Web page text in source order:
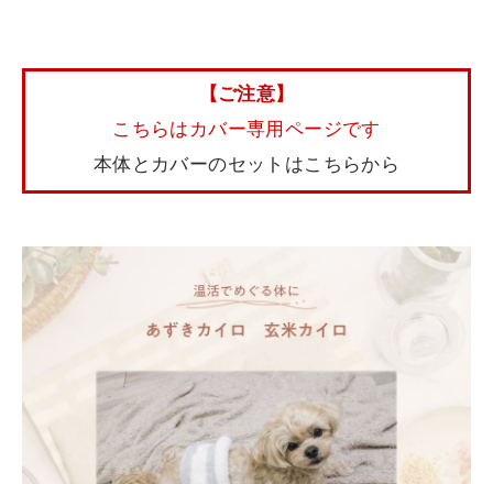
【ご注意】
こちらはカバー専用ページです
本体とカバーのセットはこちらから